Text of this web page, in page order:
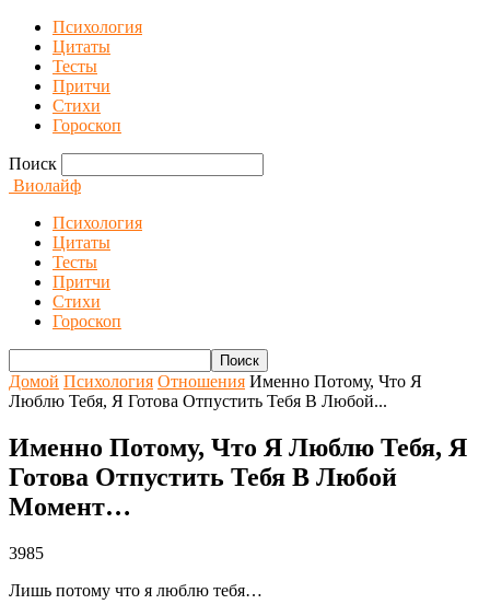
Психология
Цитаты
Тесты
Притчи
Стихи
Гороскоп
Поиск
Виолайф
Психология
Цитаты
Тесты
Притчи
Стихи
Гороскоп
Домой Психология Отношения Именно Потому, Что Я
Люблю Тебя, Я Готова Отпустить Тебя В Любой...
Именно Потому, Что Я Люблю Тебя, Я
Готова Отпустить Тебя В Любой
Момент…
3985
Лишь потому что я люблю тебя…